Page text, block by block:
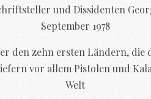
und Dissidenten
September 1978
den zehn ersten Ländern, die
vor allem Pistolen und
Welt